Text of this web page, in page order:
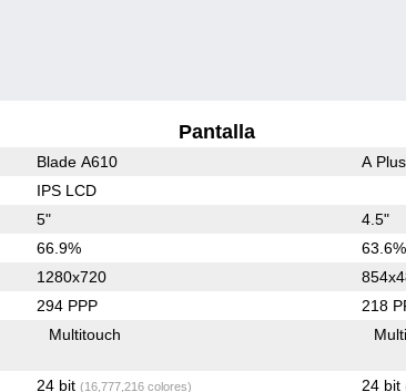
Pantalla
Blade A610 A Plus
IPS LCD
5" 4.5"
66.9% 63.6%
1280x720
294 PPP 218
Multitouch
24 bit (16,777,216 colores) 24 bit